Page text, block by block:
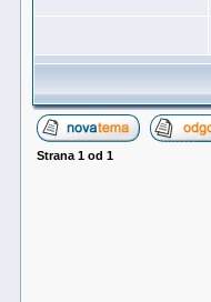
Strana 1 od 1